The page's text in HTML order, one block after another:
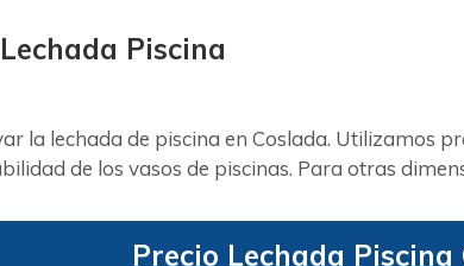
Piscina
la lechada de piscina en Coslada. Utilizamos
de los vasos de piscinas. Para otras
Precio Lechada Piscina